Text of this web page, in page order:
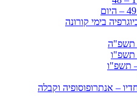
בימי קורונה
תשפ"ה
תשפ"ו
תשפ"ו
– אנתרופוסופיה וקבלה